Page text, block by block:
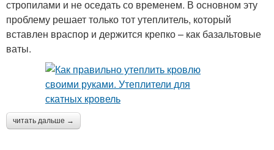
стропилами и не оседать со временем. В основном эту
проблему решает только тот утеплитель, который
вставлен враспор и держится крепко – как базальтовые
ваты.
читать дальше →